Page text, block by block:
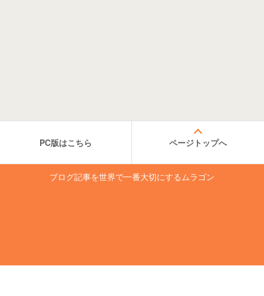
PC版はこちら ページトップへ
ブログ記事を世界で一番大切にするムラゴン